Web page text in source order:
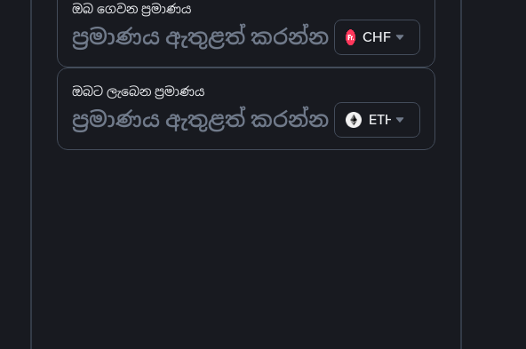
ඔබ ගෙවන ප්‍රමාණය
CHF
ඔබට ලැබෙන ප්‍රමාණය
ETH